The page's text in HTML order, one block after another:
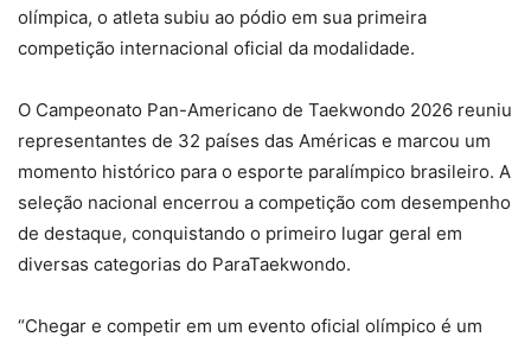
olímpica, o atleta subiu ao pódio em sua primeira
competição internacional oficial da modalidade.
O Campeonato Pan-Americano de Taekwondo 2026 reuniu
representantes de 32 países das Américas e marcou um
momento histórico para o esporte paralímpico brasileiro. A
seleção nacional encerrou a competição com desempenho
de destaque, conquistando o primeiro lugar geral em
diversas categorias do ParaTaekwondo.
“Chegar e competir em um evento oficial olímpico é um